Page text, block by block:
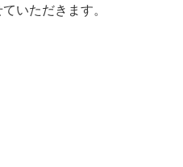
いただきます。